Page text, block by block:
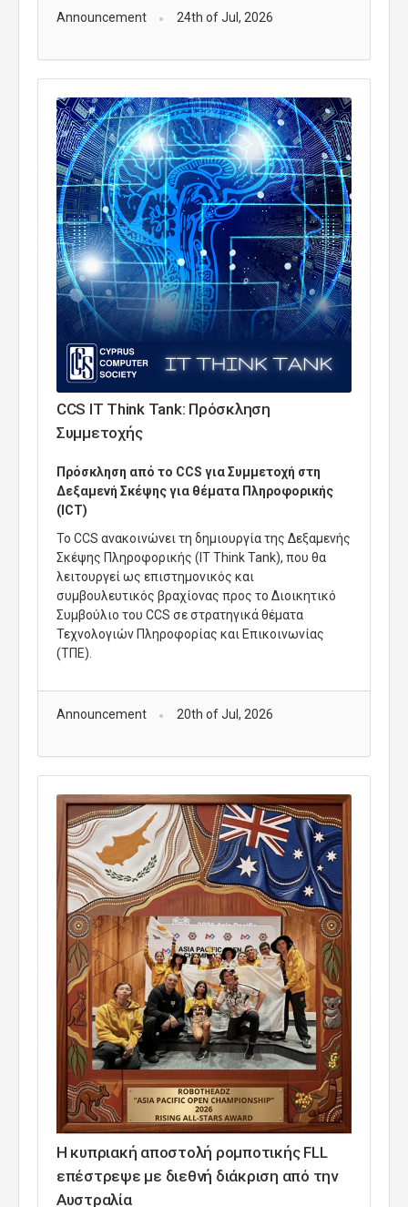
Announcement 24th of Jul, 2026
CCS IT Think Tank: Πρόσκληση
Συμμετοχής
Πρόσκληση από το CCS για Συμμετοχή στη
Δεξαμενή Σκέψης για θέματα Πληροφορικής
(ICT)
Το CCS ανακοινώνει τη δημιουργία της Δεξαμενής
Σκέψης Πληροφορικής (IT Think Tank), που θα
λειτουργεί ως επιστημονικός και
συμβουλευτικός βραχίονας προς το Διοικητικό
Συμβούλιο του CCS σε στρατηγικά θέματα
Τεχνολογιών Πληροφορίας και Επικοινωνίας
(ΤΠΕ).
Announcement 20th of Jul, 2026
Η κυπριακή αποστολή ρομποτικής FLL
επέστρεψε με διεθνή διάκριση από την
Αυστραλία